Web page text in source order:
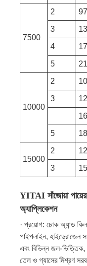
7500
2 97
3
4
5
10000
2
3
5
15000
2
3
YITAI সাঁজোয়া পায়ের
অ্যাপ্লিকেশন
· প্রয়োগ: চোক অ্যান্ড কিল
পাইপলাইন, হাইড্রোজেন
এবং বিভিন্ন জল-
তেল ও গ্যাসের মিশ্রণ